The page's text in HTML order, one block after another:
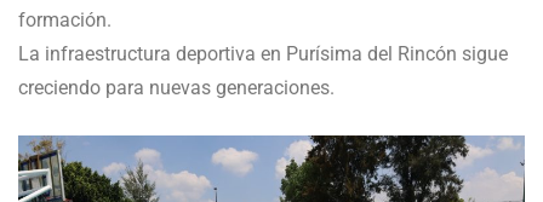
formación.
La infraestructura deportiva en Purísima del Rincón sigue
creciendo para nuevas generaciones.